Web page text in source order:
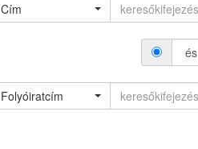
Cím
és
Folyóiratcím